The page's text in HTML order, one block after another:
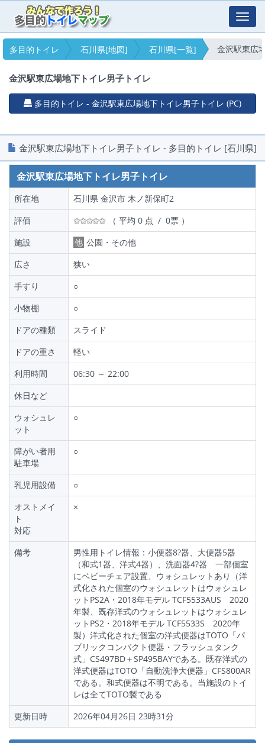
多目的トイレ
石川県[地図] 石川県[一覧] 金沢駅東広
金沢駅東広場地下トイレ男子トイレ
多目的トイレ - 金沢駅東広場地下トイレ男子トイレ (PC)
金沢駅東広場地下トイレ男子トイレ - 多目的トイレ [石川県]
金沢駅東広場地下トイレ男子トイレ
所在地
石川県 金沢市 木ノ新保町2
評価
（ 平均 0 点 / 0票 ）
施設
他 公園・その他
広さ
狭い
手すり
○
小物棚
○
ドアの種類
スライド
ドアの重さ
軽い
利用時間
06:30 ～ 22:00
休日など
ウォシュレ
ット
○
障がい者用
駐車場
○
乳児用設備
○
オストメイ
ト
対応
×
備考
男性用トイレ情報：小便器8?器、大便器5器
（和式1器、洋式4器）、洗面器4?器 一部個室
にベビーチェア設置、ウォシュレットあり（洋
式化された個室のウォシュレットはウォシュレ
ットPS2A・2018年モデル TCF5533AUS 2020
年製、既存洋式のウォシュレットはウォシュレ
ットPS2・2018年モデル TCF5533S 2020年
製）洋式化された個室の洋式便器はTOTO「パ
ブリックコンパクト便器・フラッシュタンク
式」CS497BD＋SP495BAYである。既存洋式の
洋式便器はTOTO「自動洗浄大便器」CFS800AR
である。和式便器は不明である。当施設のトイ
レは全てTOTO製である
更新日時
2026年04月26日 23時31分